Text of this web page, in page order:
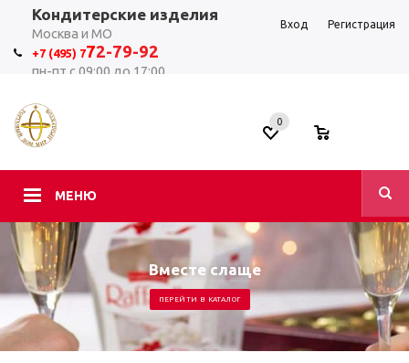
Кондитерские изделия
Москва и МО
+7 (495) 772-79-92
пн-пт с 09:00 до 17:00
Вход Регистрация
МЕНЮ
0
Вместе слаще
ПЕРЕЙТИ В КАТАЛОГ